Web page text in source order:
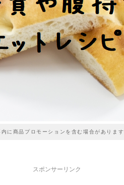
内に商品プロモーションを含む場合があります
スポンサーリンク